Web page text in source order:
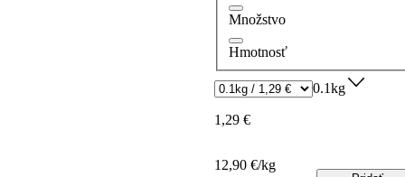
Množstvo
Hmotnosť
0.1kg
1,29 €
12,90 €/kg